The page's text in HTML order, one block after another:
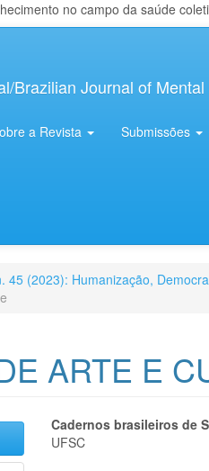
no campo da saúde
Brazilian Journal of Mental
a Revista Submissões
45 (2023): Humanização,
ARTE E
Conteúdo
Cadernos brasileiros de
UFSC